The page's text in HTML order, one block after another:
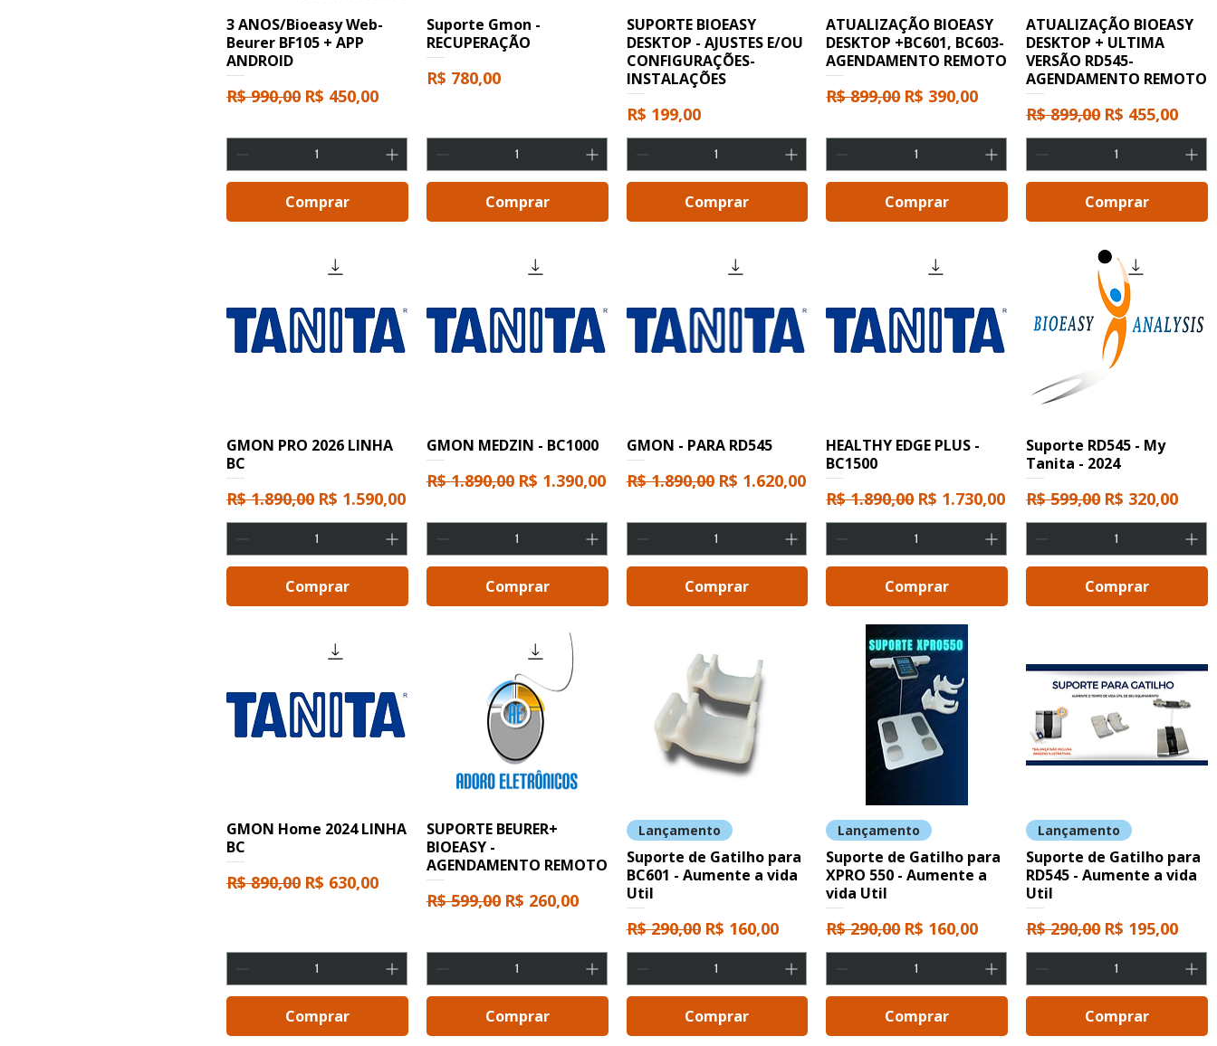
3 ANOS/Bioeasy Web-
Beurer BF105 + APP
ANDROID
Preço normal
R$ 990,00 Preço promocional
R$ 450,00
Comprar
Suporte Gmon -
RECUPERAÇÃO
Preço
R$ 780,00
Comprar
SUPORTE BIOEASY
DESKTOP - AJUSTES E/OU
CONFIGURAÇÕES-
INSTALAÇÕES
Preço
R$ 199,00
Comprar
ATUALIZAÇÃO BIOEASY
DESKTOP +BC601, BC603-
AGENDAMENTO REMOTO
Preço normal
R$ 899,00 Preço promocional
R$ 390,00
Comprar
ATUALIZAÇÃO BIOEASY
DESKTOP + ULTIMA
VERSÃO RD545-
AGENDAMENTO REMOTO
Preço normal
R$ 899,00 Preço
R$ 455,00
Comprar
GMON PRO 2026 LINHA
BC
Preço normal
R$ 1.890,00 Preço promocional
R$ 1.590,00
Comprar
GMON MEDZIN - BC1000
Preço normal
R$ 1.890,00 Preço promocional
R$ 1.390,00
Comprar
GMON - PARA RD545
Preço normal
R$ 1.890,00 Preço promocional
R$ 1.620,00
Comprar
HEALTHY EDGE PLUS -
BC1500
Preço normal
R$ 1.890,00 Preço promocional
R$ 1.730,00
Comprar
Suporte RD545 - My
Tanita - 2024
Preço normal
R$ 599,00 Preço
R$ 320,00
Comprar
GMON Home 2024 LINHA
BC
Preço normal
R$ 890,00 Preço promocional
R$ 630,00
Comprar
SUPORTE BEURER+
BIOEASY -
AGENDAMENTO REMOTO
Preço normal
R$ 599,00 Preço promocional
R$ 260,00
Comprar
Lançamento
Suporte de Gatilho para
BC601 - Aumente a vida
Util
Preço normal
R$ 290,00 Preço promocional
R$ 160,00
Comprar
Lançamento
Suporte de Gatilho para
XPRO 550 - Aumente a
vida Util
Preço normal
R$ 290,00 Preço promocional
R$ 160,00
Comprar
Lançamento
Suporte de Gatilho para
RD545 - Aumente a vida
Util
Preço normal
R$ 290,00 Preço
R$ 195,00
Comprar